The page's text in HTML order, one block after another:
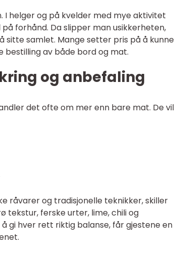
I helger og på kvelder med mye aktivitet
forhånd. Da slipper man usikkerheten,
sitte samlet. Mange setter pris på å kunne
bestilling av både bord og mat.
og anbefaling
det ofte om mer enn bare mat. De vil
råvarer og tradisjonelle teknikker, skiller
tekstur, ferske urter, lime, chili og
gi hver rett riktig balanse, får gjestene en